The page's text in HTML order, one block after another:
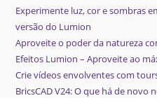
Experimente luz, cor e sombras
versão do Lumion
Aproveite o poder da natureza
Efeitos Lumion – Aproveite ao
Crie vídeos envolventes com
BricsCAD V24: O que há de novo